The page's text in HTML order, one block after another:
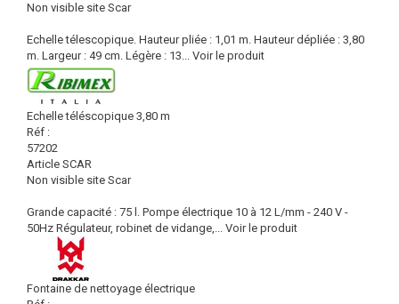
Non visible site Scar
Echelle télescopique. Hauteur pliée : 1,01 m. Hauteur dépliée : 3,80
m. Largeur : 49 cm. Légère : 13... Voir le produit
Echelle téléscopique 3,80 m
Réf :
57202
Article SCAR
Non visible site Scar
Grande capacité : 75 l. Pompe électrique 10 à 12 L/mm - 240 V -
50Hz Régulateur, robinet de vidange,... Voir le produit
Fontaine de nettoyage électrique